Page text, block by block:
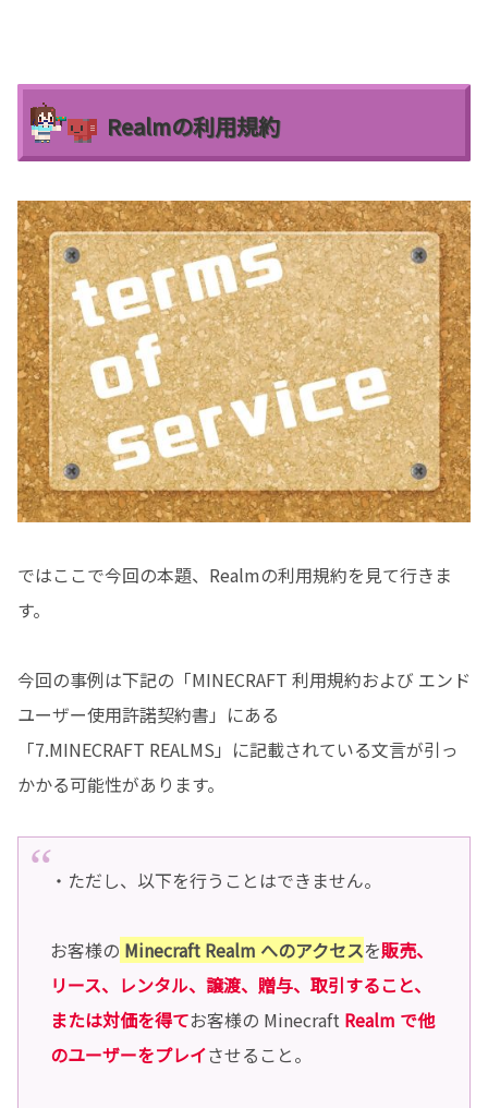
Realmの利用規約
ではここで今回の本題、Realmの利用規約を見て行きま
す。
今回の事例は下記の「MINECRAFT 利用規約および エンド
ユーザー使用許諾契約書」にある
「7.MINECRAFT REALMS」に記載されている文言が引っ
かかる可能性があります。
・ただし、以下を行うことはできません。
お客様の Minecraft Realm へのアクセスを販売、
リース、レンタル、譲渡、贈与、取引すること、
または対価を得てお客様の Minecraft Realm で他
のユーザーをプレイさせること。